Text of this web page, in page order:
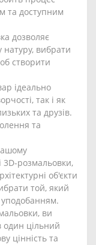
та доступним
дозволяє
вибрати
створити
ідеально
так і як
та друзів.
та
3D-розмальовки,
об'єкти
той, який
уподобанням.
ви
один цільний
цінність та